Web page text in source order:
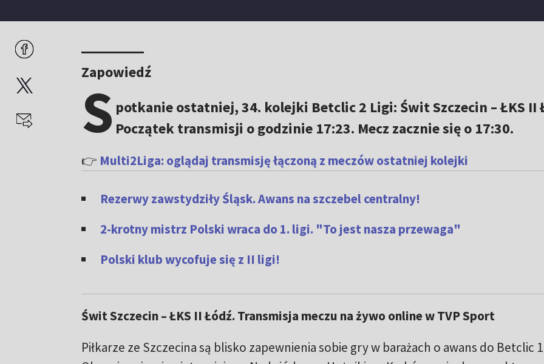
Zapowiedź
S potkanie ostatniej, 34. kolejki Betclic 2 Ligi: Świt Szczecin – ŁKS II
Początek transmisji o godzinie 17:23. Mecz zacznie się o 17:30.
👉 Multi2Liga: oglądaj transmisję łączoną z meczów ostatniej kolejki
Rezerwy zawstydziły Śląsk. Awans na szczebel centralny!
2-krotny mistrz Polski wraca do 1. ligi. "To jest nasza przewaga"
Polski klub wycofuje się z II ligi!
Świt Szczecin – ŁKS II Łódź. Transmisja meczu na żywo online w TVP Sport
Piłkarze ze Szczecina są blisko zapewnienia sobie gry w barażach o awans do Betclic